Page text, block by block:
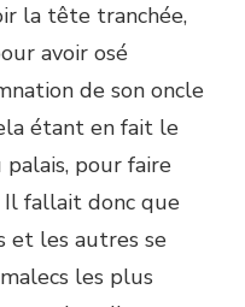
la tête tranchée,
avoir osé
de son oncle
étant en fait le
pour faire
Il fallait donc que
et les autres se
les plus